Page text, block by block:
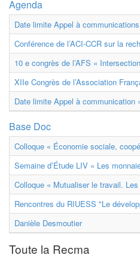
Agenda
Date limite Appel à
Conférence de l’ACI-CCR sur la
10 e congrès de l’AFS «
XIIe Congrès de l’Association
Date limite Appel à
Base Doc
Colloque « Économie sociale,
Semaine d’Étude LIV « Les
Colloque « Mutualiser le travail.
Rencontres du RIUESS "Le
Danièle Desmoutier
Toute la Recma